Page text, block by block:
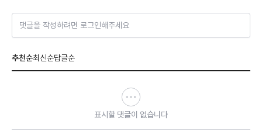
댓글을 작성하려면 로그인해주세요
추천순최신순답글순
표시할 댓글이 없습니다